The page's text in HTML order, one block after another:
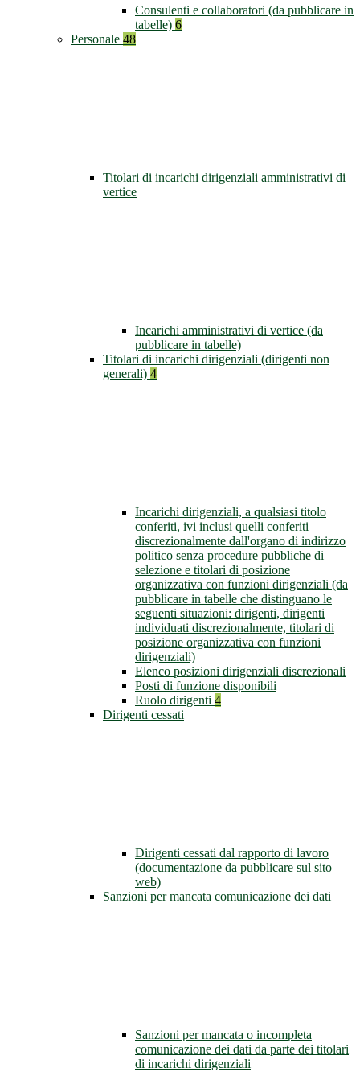
Consulenti e collaboratori (da pubblicare in
tabelle) 6
Personale 48
Titolari di incarichi dirigenziali amministrativi di
vertice
Incarichi amministrativi di vertice (da
pubblicare in tabelle)
Titolari di incarichi dirigenziali (dirigenti non
generali) 4
Incarichi dirigenziali, a qualsiasi titolo
conferiti, ivi inclusi quelli conferiti
discrezionalmente dall'organo di indirizzo
politico senza procedure pubbliche di
selezione e titolari di posizione
organizzativa con funzioni dirigenziali (da
pubblicare in tabelle che distinguano le
seguenti situazioni: dirigenti, dirigenti
individuati discrezionalmente, titolari di
posizione organizzativa con funzioni
dirigenziali)
Elenco posizioni dirigenziali discrezionali
Posti di funzione disponibili
Ruolo dirigenti 4
Dirigenti cessati
Dirigenti cessati dal rapporto di lavoro
(documentazione da pubblicare sul sito
web)
Sanzioni per mancata comunicazione dei dati
Sanzioni per mancata o incompleta
comunicazione dei dati da parte dei titolari
di incarichi dirigenziali